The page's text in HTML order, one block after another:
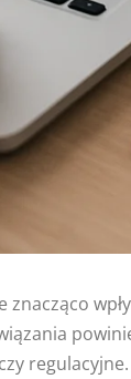
znacząco